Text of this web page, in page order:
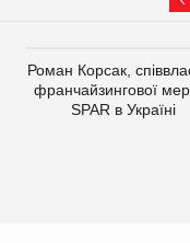
Роман Корсак,
франчайзингової
SPAR в Україні